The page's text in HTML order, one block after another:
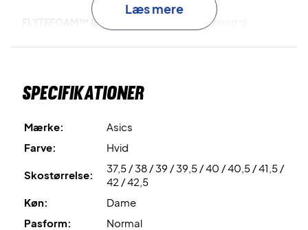
FLYTEFOAM™ Propel
er materialet, der er brugt til
Oplev komforten og farten på banen - køb dette par
Farve: Hvid med blå detaljer.
Læs mere
Specifikationer
Mærke:
Asics
Farve:
Hvid
Skostørrelse:
37,5 / 38 / 39 / 39,5 / 40 / 40,5 / 41,5 /
42 / 42,5
Køn:
Dame
Pasform:
Normal